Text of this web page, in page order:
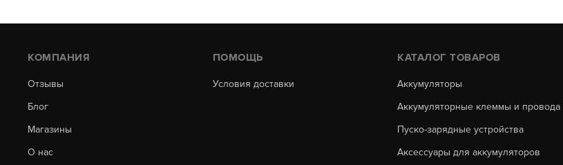
D33 (324X172X220) Asia
E41 (410X176X234) Asia
L1B (207X175X175) Euro
L2 (242X175X190) Euro
L2B (242X175X175) Euro
КОМПАНИЯ
Отзывы
Блог
Магазины
О нас
ПОМОЩЬ
Условия доставки
КАТАЛОГ ТОВАРОВ
Аккумуляторы
Аккумуляторные клеммы и провода
Пуско-зарядные устройства
Аксессуары для аккумуляторов